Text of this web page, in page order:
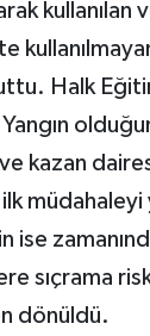
kullanılan
Halk
kazan
müdahaleyi
ise
sıçrama
dönüldü.